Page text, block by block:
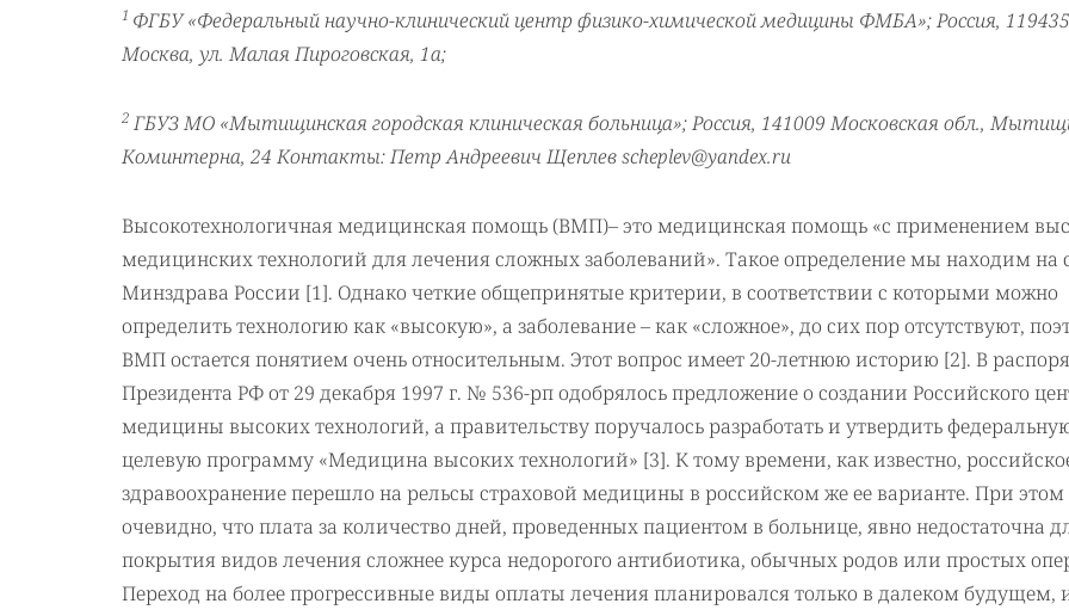
1 ФГБУ «Федеральный научно-клинический центр физико-химической медицины ФМБА»; Россия, 119435
Москва, ул. Малая Пироговская, 1а;
2 ГБУЗ МО «Мытищинская городская клиническая больница»; Россия, 141009 Московская обл.,
Коминтерна, 24 Контакты: Петр Андреевич Щеплев scheplev@yandex.ru
Высокотехнологичная медицинская помощь (ВМП)– это медицинская помощь «с применением
медицинских технологий для лечения сложных заболеваний». Такое определение мы находим на
Минздрава России [1]. Однако четкие общепринятые критерии, в соответствии с которыми можно
определить технологию как «высокую», а заболевание – как «сложное», до сих пор отсутствуют,
ВМП остается понятием очень относительным. Этот вопрос имеет 20-летнюю историю [2]. В
Президента РФ от 29 декабря 1997 г. № 536-рп одобрялось предложение о создании Российского
медицины высоких технологий, а правительству поручалось разработать и утвердить
целевую программу «Медицина высоких технологий» [3]. К тому времени, как известно,
здравоохранение перешло на рельсы страховой медицины в российском же ее варианте. При этом
очевидно, что плата за количество дней, проведенных пациентом в больнице, явно недостаточна
покрытия видов лечения сложнее курса недорогого антибиотика, обычных родов или простых
Переход на более прогрессивные виды оплаты лечения планировался только в далеком будущем,